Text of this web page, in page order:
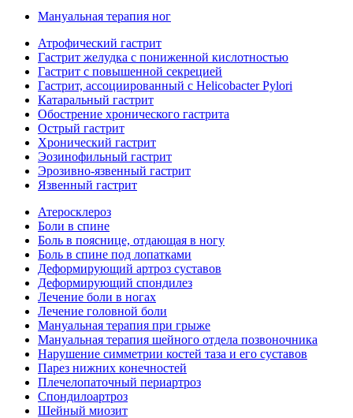
Мануальная терапия ног
Атрофический гастрит
Гастрит желудка с пониженной кислотностью
Гастрит с повышенной секрецией
Гастрит, ассоциированный с Helicobacter Pylori
Катаральный гастрит
Обострение хронического гастрита
Острый гастрит
Хронический гастрит
Эозинофильный гастрит
Эрозивно-язвенный гастрит
Язвенный гастрит
Атеросклероз
Боли в спине
Боль в пояснице, отдающая в ногу
Боль в спине под лопатками
Деформирующий артроз суставов
Деформирующий спондилез
Лечение боли в ногах
Лечение головной боли
Мануальная терапия при грыже
Мануальная терапия шейного отдела позвоночника
Нарушение симметрии костей таза и его суставов
Парез нижних конечностей
Плечелопаточный периартроз
Спондилоартроз
Шейный миозит